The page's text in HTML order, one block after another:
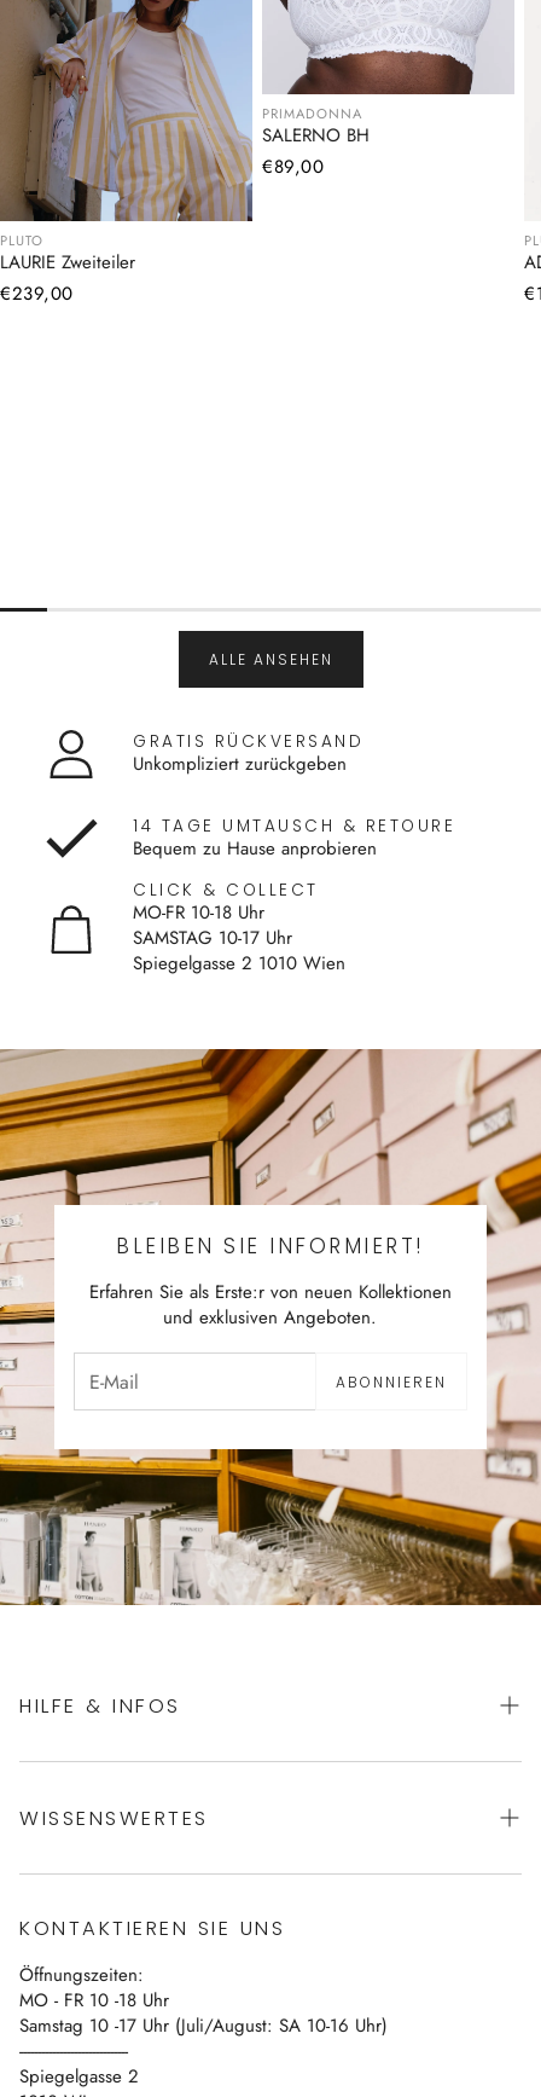
PLUTO
LAURIE Zweiteiler
Normaler
€239,00
PRIMADONNA
SALERNO BH
Normaler
€89,00
ALLE ANSEHEN
GRATIS RÜCKVERSAND
Unkompliziert zurückgeben
14 TAGE UMTAUSCH & RETOURE
Bequem zu Hause anprobieren
CLICK & COLLECT
MO-FR 10-18 Uhr
SAMSTAG 10-17 Uhr
Spiegelgasse 2 1010 Wien
BLEIBEN SIE INFORMIERT!
Erfahren Sie als Erste:r von neuen Kollektionen
und exklusiven Angeboten.
ABONNIEREN
HILFE & INFOS
Datenschutz
Impressum
Vertrag widerrufen
WISSENSWERTES
Blog
Kontakt
KONTAKTIEREN SIE UNS
Öffnungszeiten:
MO - FR 10 -18 Uhr
Samstag 10 -17 Uhr (Juli/August: SA 10-16 Uhr)
------------------------------
Spiegelgasse 2